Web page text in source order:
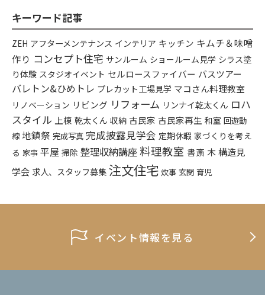
キーワード記事
ZEH アフターメンテナンス インテリア キッチン キムチ＆味噌
作り コンセプト住宅 サンルーム ショールーム見学 シラス塗
り体験 スタジオイベント セルロースファイバー バスツアー
バレトン&ひめトレ プレカット工場見学 マコさん料理教室
リノベーション リビング リフォーム リンナイ乾太くん ロハ
スタイル 上棟 乾太くん 収納 古民家 古民家再生 和室 回遊動
線 地鎮祭 完成写真 完成披露見学会 定期休暇 家づくりを考え
る 家事 平屋 掃除 整理収納講座料理教室 書斎 木構造見
学会 求人、スタッフ募集注文住宅 炊事 玄関 育児
イベント情報を見る